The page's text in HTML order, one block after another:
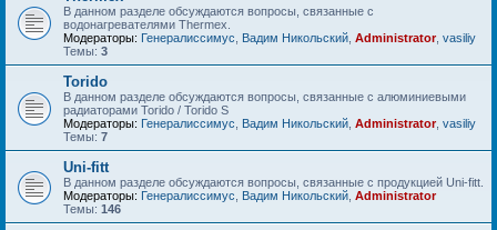
В данном разделе обсуждаются вопросы, связанные с
водонагревателями Thermex.
Модераторы: Генералиссимус Вадим Никольский Administrator, vasiliy
Темы: 3
Torido
В данном разделе обсуждаются вопросы, связанные с алюминиевыми
радиаторами Torido / Torido S
Модераторы: Генералиссимус Вадим Никольский Administrator, vasiliy
Темы: 7
Uni-fitt
В данном разделе обсуждаются вопросы, связанные с продукцией Uni-fitt.
Модераторы: Генералиссимус Вадим Никольский Administrator
Темы: 146